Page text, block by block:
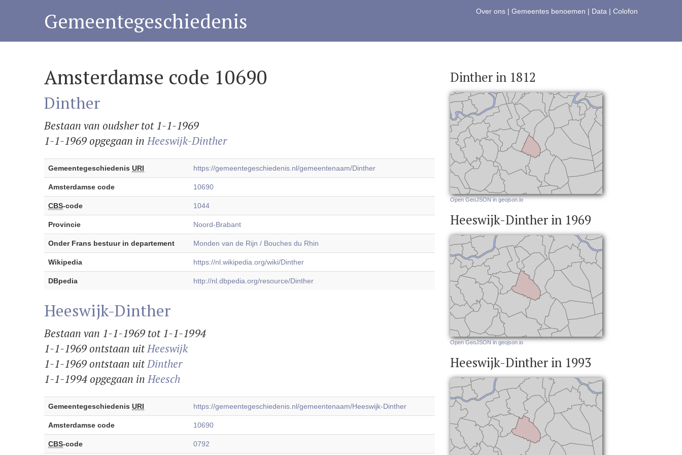
Over ons | Gemeentes benoemen | Data | Colofon
Gemeentegeschiedenis
Amsterdamse code 10690
Dinther
Bestaan van oudsher tot 1-1-1969
1-1-1969 opgegaan inHeeswijk-Dinther
Gemeentegeschiedenis URI https://gemeentegeschiedenis.nl/gemeentenaam/Dinther
Amsterdamse code 10690
CBS-code 1044
Provincie Noord-Brabant
Onder Frans bestuur in departement Monden van de Rijn / Bouches du Rhin
Wikipedia https://nl.wikipedia.org/wiki/Dinther
DBpedia http://nl.dbpedia.org/resource/Dinther
Heeswijk-Dinther
Bestaan van 1-1-1969 tot 1-1-1994
1-1-1969 ontstaan uitHeeswijk
1-1-1969 ontstaan uitDinther
1-1-1994 opgegaan inHeesch
Gemeentegeschiedenis URI https://gemeentegeschiedenis.nl/gemeentenaam/Heeswijk-Dinther
Amsterdamse code 10690
CBS-code 0792
Dinther in 1812
Open GeoJSON in geojson.io
Heeswijk-Dinther in 1969
Open GeoJSON in geojson.io
Heeswijk-Dinther in 1993